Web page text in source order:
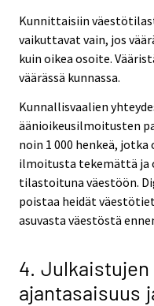
Kunnittaisiin
vaikuttavat vain, jos
kuin oikea osoite.
väärässä kunnassa.
Kunnallisvaalien
äänioikeusilmoitusten
noin 1 000 henkeä,
ilmoitusta tekemättä ja
tilastoituna väestöön.
poistaa heidät
asuvasta väestöstä
4.
ajantasaisuus